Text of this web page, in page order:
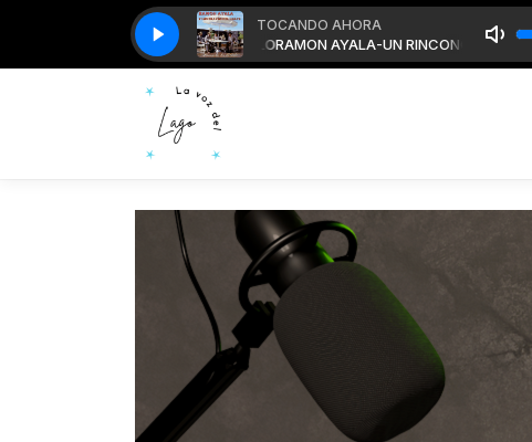
TOCANDO AHORA
UN RINCONCITO EN EL CIELORAMON AYALA-UN RINCONCITO EN EL CIELO